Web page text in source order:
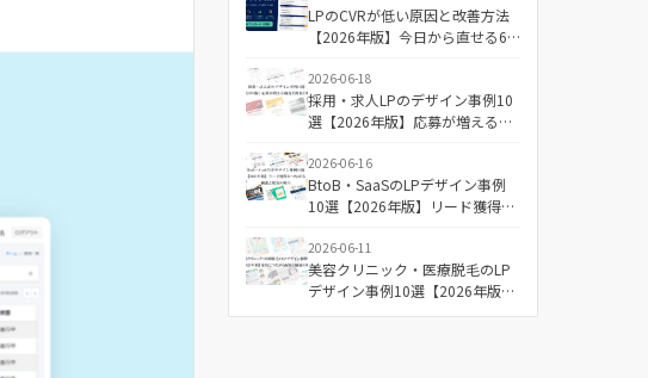
LPのCVRが低い原因と改善方法
【2026年版】今日から直せる6
2026-06-18
採用・求人LPのデザイン事例10
選【2026年版】応募が増える構
2026-06-16
BtoB・SaaSのLPデザイン事例
10選【2026年版】リード獲得に
2026-06-11
美容クリニック・医療脱毛のLP
デザイン事例10選【2026年版】
成果につながる配色と構成の傾